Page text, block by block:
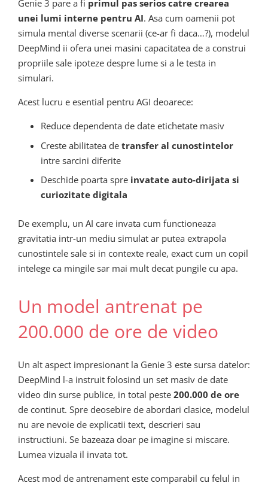
Genie 3 pare a fi primul pas serios catre crearea
unei lumi interne pentru AI. Asa cum oamenii pot
simula mental diverse scenarii (ce-ar fi daca…?), modelul
DeepMind ii ofera unei masini capacitatea de a construi
propriile sale ipoteze despre lume si a le testa in
simulari.
Acest lucru e esential pentru AGI deoarece:
Reduce dependenta de date etichetate masiv
Creste abilitatea de transfer al cunostintelor
intre sarcini diferite
Deschide poarta spre invatate auto-dirijata si
curiozitate digitala
De exemplu, un AI care invata cum functioneaza
gravitatia intr-un mediu simulat ar putea extrapola
cunostintele sale si in contexte reale, exact cum un copil
intelege ca mingile sar mai mult decat pungile cu apa.
Un model antrenat pe
200.000 de ore de video
Un alt aspect impresionant la Genie 3 este sursa datelor:
DeepMind l-a instruit folosind un set masiv de date
video din surse publice, in total peste 200.000 de ore
de continut. Spre deosebire de abordari clasice, modelul
nu are nevoie de explicatii text, descrieri sau
instructiuni. Se bazeaza doar pe imagine si miscare.
Lumea vizuala il invata tot.
Acest mod de antrenament este comparabil cu felul in